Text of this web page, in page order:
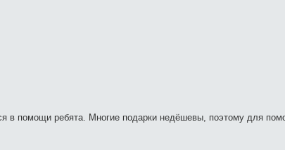
помощи ребята. Многие подарки недёшевы, поэтому для